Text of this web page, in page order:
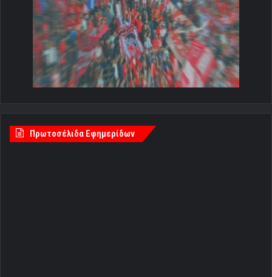
Πρωτοσέλιδα Εφημερίδων